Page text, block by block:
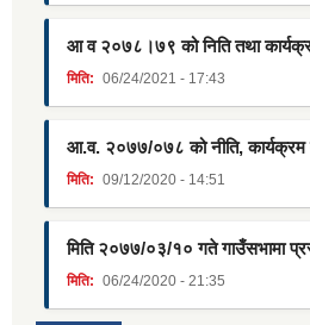
आ व २०७८।७९ को निति तथा
मिति: 06/24/2021 - 17:43
आ.व. २०७७/०७८ को नीति,
मिति: 09/12/2020 - 14:51
मिति २०७७/०३/१० गते गाउँसभामा
मिति: 06/24/2020 - 21:35